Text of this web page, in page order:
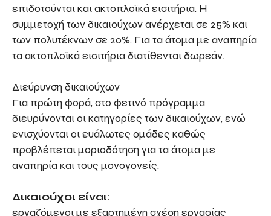
επιδοτούνται και ακτοπλοϊκά εισιτήρια. Η
συμμετοχή των δικαιούχων ανέρχεται σε 25% και
των πολυτέκνων σε 20%. Για τα άτομα με αναπηρία
τα ακτοπλοϊκά εισιτήρια διατίθενται δωρεάν.
Διεύρυνση δικαιούχων
Για πρώτη φορά, στο φετινό πρόγραμμα
διευρύνονται οι κατηγορίες των δικαιούχων, ενώ
ενισχύονται οι ευάλωτες ομάδες καθώς
προβλέπεται μοριοδότηση για τα άτομα με
αναπηρία και τους μονογονείς.
Δικαιούχοι είναι:
εργαζόμενοι με εξαρτημένη σχέση εργασίας